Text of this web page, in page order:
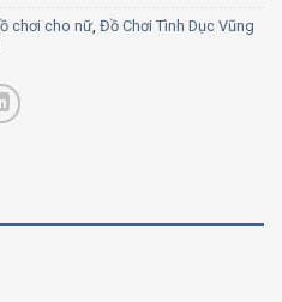
chơi cho nữ, Đồ Chơi Tình Dục Vũng